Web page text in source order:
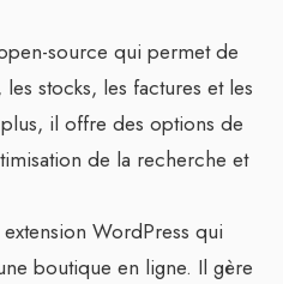
source qui permet de
stocks, les factures et les
il offre des options de
de la recherche et
WordPress qui
boutique en ligne. Il gère